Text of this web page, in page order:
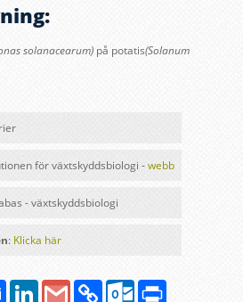
solanacearum) på potatis(Solanum
för växtskyddsbiologi -webb
- växtskyddsbiologi
: Klicka här
Email LinkedInGoogle Copy
Outlook.com